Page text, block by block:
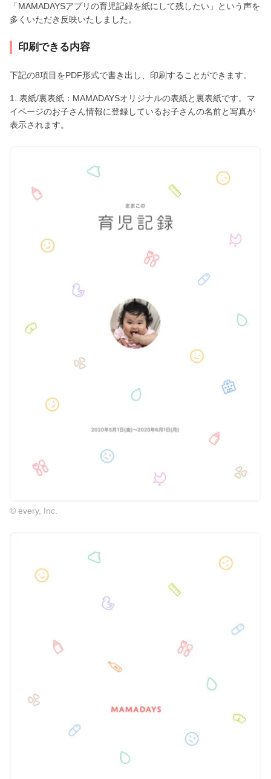
「MAMADAYSアプリの育児記録を紙にして残したい」という声を
多くいただき反映いたしました。
印刷できる内容
下記の8項目をPDF形式で書き出し、印刷することができます。
1. 表紙/裏表紙：MAMADAYSオリジナルの表紙と裏表紙です。マ
イページのお子さん情報に登録しているお子さんの名前と写真が
表示されます。
© every, Inc.